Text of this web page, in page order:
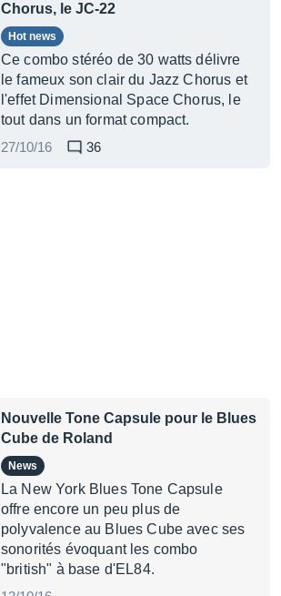
Chorus, le JC-22
Hot news
Ce combo stéréo de 30 watts délivre
le fameux son clair du Jazz Chorus et
l'effet Dimensional Space Chorus, le
tout dans un format compact.
27/10/16
36
Nouvelle Tone Capsule pour le Blues
Cube de Roland
News
La New York Blues Tone Capsule
offre encore un peu plus de
polyvalence au Blues Cube avec ses
sonorités évoquant les combo
"british" à base d'EL84.